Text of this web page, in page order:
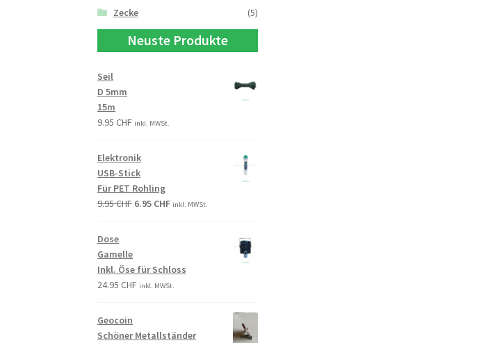
Zecke
(5)
Neuste Produkte
Seil
D 5mm
15m
9.95CHF inkl. MWSt.
Elektronik
USB-Stick
Für PET Rohling
9.95CHF 6.95 CHF inkl. MWSt.
Dose
Gamelle
Inkl. Öse für Schloss
24.95CHF inkl. MWSt.
Geocoin
Schöner Metallständer